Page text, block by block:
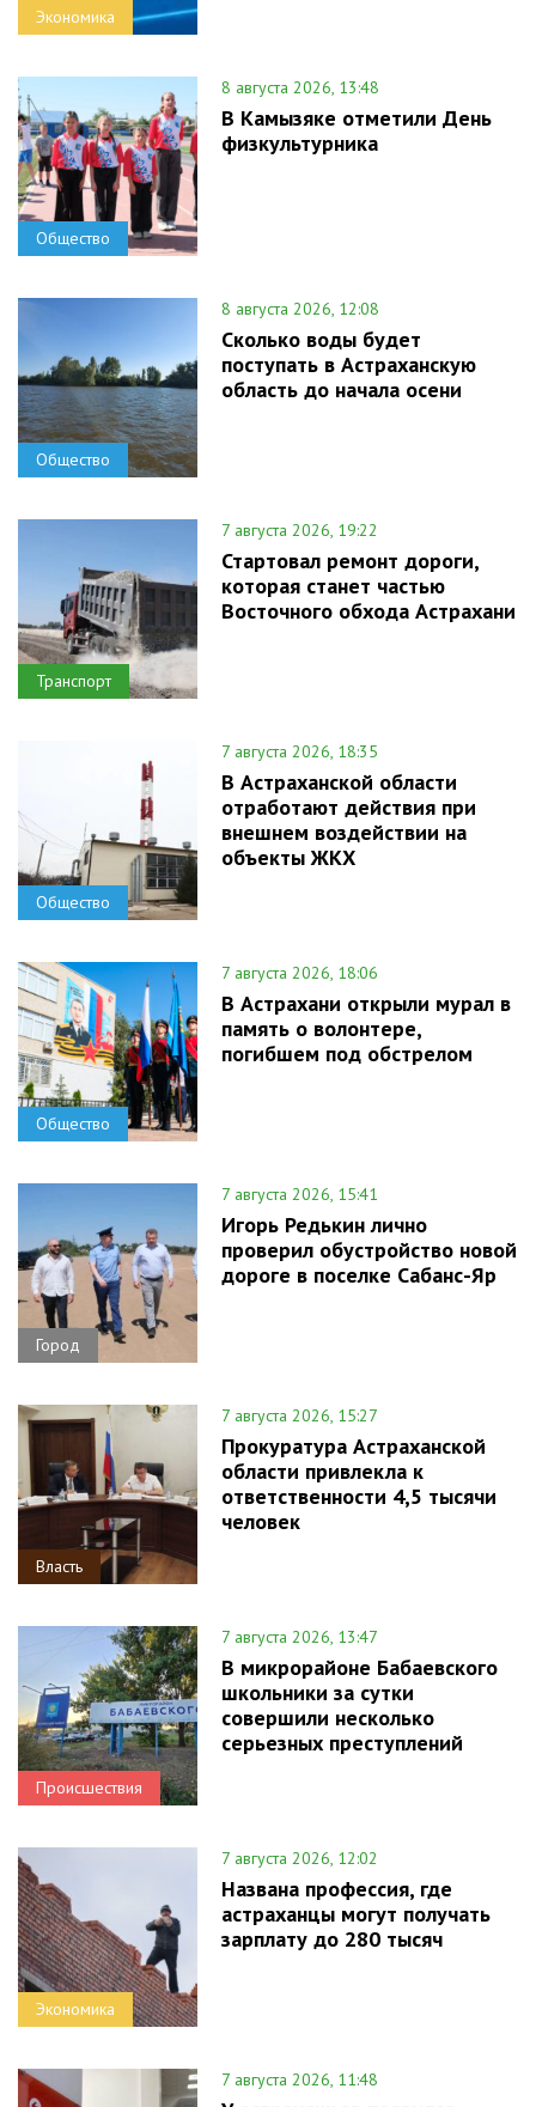
Экономика
Общество
8 августа 2026, 13:48
В Камызяке отметили День
физкультурника
Общество
8 августа 2026, 12:08
Сколько воды будет
поступать в Астраханскую
область до начала осени
Транспорт
7 августа 2026, 19:22
Стартовал ремонт дороги,
которая станет частью
Восточного обхода Астрахани
Общество
7 августа 2026, 18:35
В Астраханской области
отработают действия при
внешнем воздействии на
объекты ЖКХ
Общество
7 августа 2026, 18:06
В Астрахани открыли мурал в
память о волонтере,
погибшем под обстрелом
Город
7 августа 2026, 15:41
Игорь Редькин лично
проверил обустройство новой
дороге в поселке Сабанс-Яр
Власть
7 августа 2026, 15:27
Прокуратура Астраханской
области привлекла к
ответственности 4,5 тысячи
человек
Происшествия
7 августа 2026, 13:47
В микрорайоне Бабаевского
школьники за сутки
совершили несколько
серьезных преступлений
Экономика
7 августа 2026, 12:02
Названа профессия, где
астраханцы могут получать
зарплату до 280 тысяч
7 августа 2026, 11:48